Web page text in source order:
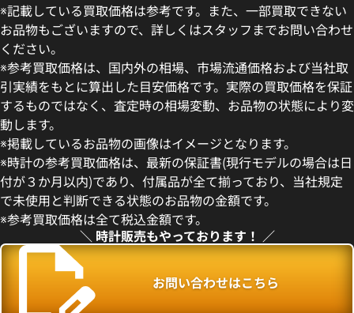
手巻式 アイボリー
格
日時点の参考買取価格です
参考買取価格
388,000円
※2022年7月9日時点の参考買
※記載している買取価格は参考です。また、一部買取できない
お品物もございますので、詳しくはスタッフまでお問い合わせ
ください。
※参考買取価格は、国内外の相場、市場流通価格および当社取
引実績をもとに算出した目安価格です。実際の買取価格を保証
するものではなく、査定時の相場変動、お品物の状態により変
動します。
※掲載しているお品物の画像はイメージとなります。
※時計の参考買取価格は、最新の保証書(現行モデルの場合は日
付が３か月以内)であり、付属品が全て揃っており、当社規定
で未使用と判断できる状態のお品物の金額です。
※参考買取価格は全て税込金額です。
＼ 時計販売もやっております！ ／
お問い合わせはこちら